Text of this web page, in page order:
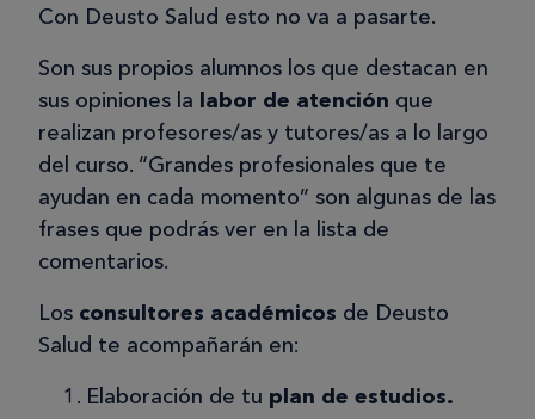
05/04/2025
Curso superior de dietética y
nutrición deportiva
Destacaría la buena organización del
curso, la facilidad del campus para
encontrar las cosas y la rápida
respuesta del profesorado a las
cuestiones y a la corrección de los
exámenes.
Con Deusto Salud esto no va a pasarte.
Son sus propios alumnos los que destacan en
sus opiniones la labor de atención que
realizan profesores/as y tutores/as a lo largo
del curso. “Grandes profesionales que te
ayudan en cada momento” son algunas de las
frases que podrás ver en la lista de
comentarios.
Los consultores académicos de Deusto
Salud te acompañarán en:
Elaboración de tu plan de estudios.